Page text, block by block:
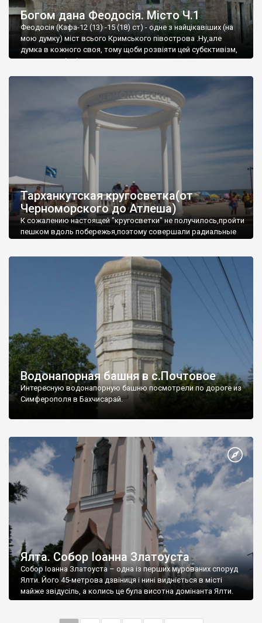
Богом дана Феодосія. Місто Ч.1
Феодосія (Кафа-12 (13) -15 (18) ст) - одне з найцікавіших (на
мою думку) міст всього Кримського півострова .Ну,але
думка в кожного своя, тому щоби розвіяти цей субєктивізм,
запрошую відвідати це
Тарханкутская кругосветка(от
Черноморского до Атлеша)
К сожалению настоящей "кругосветки" не получилось,пройти
пешком вдоль побережья,поэтому совершали радиальные
Водонапорная башня в с.Почтовое
Интересную водонапорную башню посмотрели по дороге из
Симферополя в Бахчисарай.
Ялта. Собор Іоанна Златоуста
Собор Іоанна Златоуста – одна із перших мурованих споруд
Ялти. Його 45-метрова дзвіниця і нині видніється в місті
майже звідусіль, а колись це була висотна домінанта Ялти.